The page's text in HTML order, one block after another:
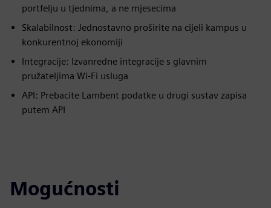
portfelju u tjednima, a ne mjesecima
Skalabilnost: Jednostavno proširite na cijeli kampus u
konkurentnoj ekonomiji
Integracije: Izvanredne integracije s glavnim
pružateljima Wi-Fi usluga
API: Prebacite Lambent podatke u drugi sustav zapisa
putem API
Mogućnosti